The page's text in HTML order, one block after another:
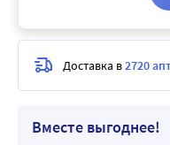
Вместе выгоднее!
Доставка в2720